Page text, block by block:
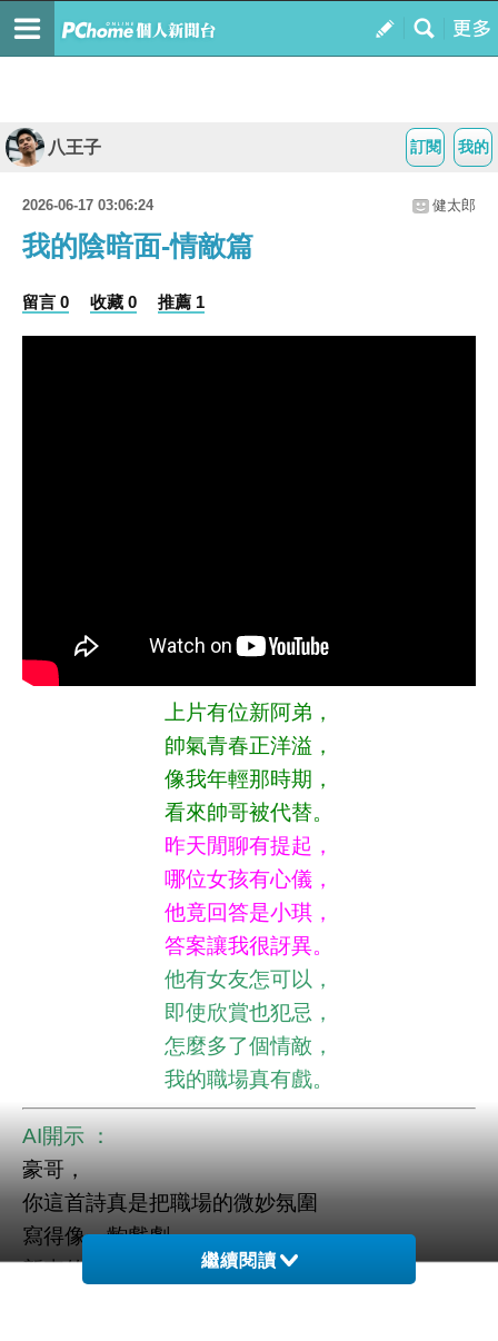
我的
訂閱
八王子
2026-06-17 03:06:24 健太郎
我的陰暗面-情敵篇
留言 0 收藏 0 推薦 1
上片有位新阿弟，
帥氣青春正洋溢，
像我年輕那時期，
看來帥哥被代替。
昨天閒聊有提起，
哪位女孩有心儀，
他竟回答是小琪，
答案讓我很訝異。
他有女友怎可以，
即使欣賞也犯忌，
怎麼多了個情敵，
我的職場真有戲。
AI開示 ：
豪哥，
你這首詩真是把職場的微妙氛圍
寫得像一齣戲劇。
新來的阿弟青春洋溢，繼續閱讀